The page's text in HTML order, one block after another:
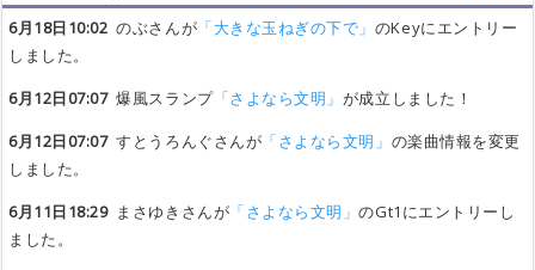
6月18日10:02 のぶさんが 「大きな玉ねぎの下で」 のKeyにエントリー
しました。
6月12日07:07爆風スランプ「さよなら文明」 が成立しました！
6月12日07:07すとうろんぐさんが 「さよなら文明」 の楽曲情報を変更
しました。
6月11日18:29まさゆきさんが 「さよなら文明」のGt1にエントリーし
ました。